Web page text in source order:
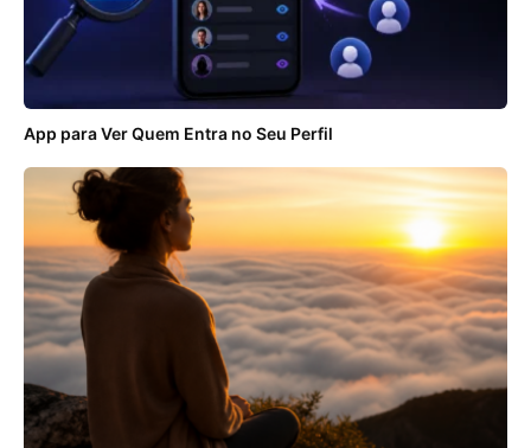
App para Ver Quem Entra no Seu Perfil